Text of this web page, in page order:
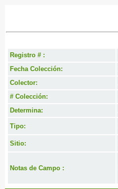
Registro # :
Fecha Colección:
Colector:
# Colección:
Determina:
Tipo:
Sitio:
Notas de Campo :